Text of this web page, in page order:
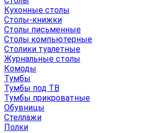
Кухонные столы
Столы-книжки
Столы письменные
Столы компьютерные
Столики туалетные
Журнальные столы
Комоды
Тумбы
Тумбы под ТВ
Тумбы прикроватные
Обувницы
Стеллажи
Полки